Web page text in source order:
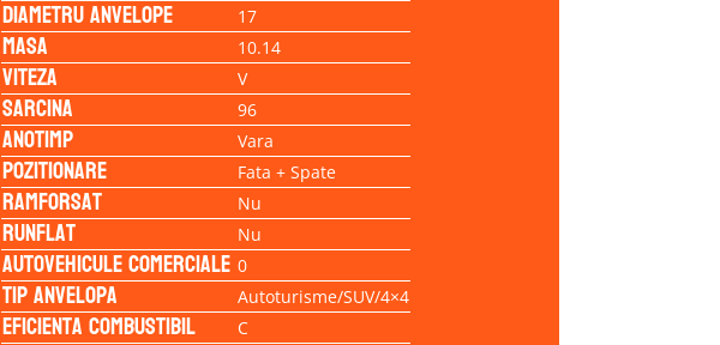
Diametru anvelope 17
Masa 10.14
Viteza V
Sarcina 96
Anotimp Vara
Pozitionare Fata + Spate
Ramforsat Nu
Runflat Nu
Autovehicule comerciale 0
Tip anvelopa Autoturisme/SUV/4×4
Eficienta Combustibil C